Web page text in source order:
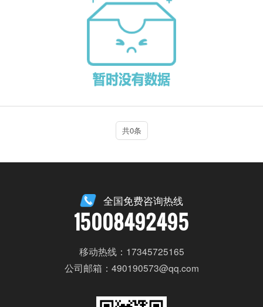
共0条
全国免费咨询热线
15008492495
移动热线：17345725165
公司邮箱：490190573@qq.com